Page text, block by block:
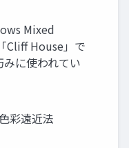
Mixed
Cliff House」で
に使われてい
彩遠近法